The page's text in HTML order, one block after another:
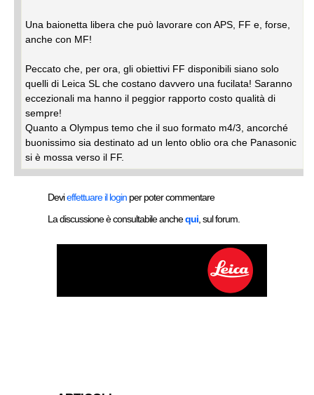
Una baionetta libera che può lavorare con APS, FF e, forse,
anche con MF!
Peccato che, per ora, gli obiettivi FF disponibili siano solo
quelli di Leica SL che costano davvero una fucilata! Saranno
eccezionali ma hanno il peggior rapporto costo qualità di
sempre!
Quanto a Olympus temo che il suo formato m4/3, ancorché
buonissimo sia destinato ad un lento oblio ora che Panasonic
si è mossa verso il FF.
Devieffettuare il login per poter commentare
La discussione è consultabile anchequi , sul forum.